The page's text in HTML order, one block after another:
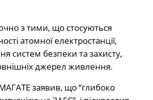
з тими, що стосуються
атомної електростанції,
систем безпеки та захисту,
джерел живлення.
заявив, що “глибоко